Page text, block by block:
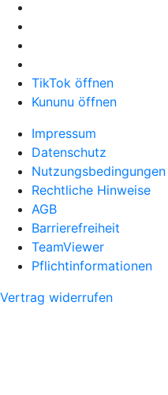
TikTok öffnen
Kununu öffnen
Impressum
Datenschutz
Nutzungsbedingungen
Rechtliche Hinweise
AGB
Barrierefreiheit
TeamViewer
Pflichtinformationen
Vertrag widerrufen